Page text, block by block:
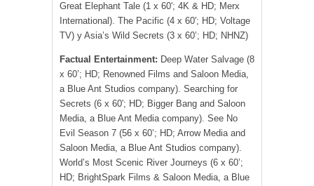
Great Elephant Tale (1 x 60′; 4K & HD; Merx
International). The Pacific (4 x 60′; HD; Voltage
TV) y Asia’s Wild Secrets (3 x 60’; HD; NHNZ)
Factual Entertainment: Deep Water Salvage (8
x 60’; HD; Renowned Films and Saloon Media,
a Blue Ant Studios company). Searching for
Secrets (6 x 60′; HD; Bigger Bang and Saloon
Media, a Blue Ant Media company). See No
Evil Season 7 (56 x 60’; HD; Arrow Media and
Saloon Media, a Blue Ant Studios company).
World’s Most Scenic River Journeys (6 x 60’;
HD; BrightSpark Films & Saloon Media, a Blue